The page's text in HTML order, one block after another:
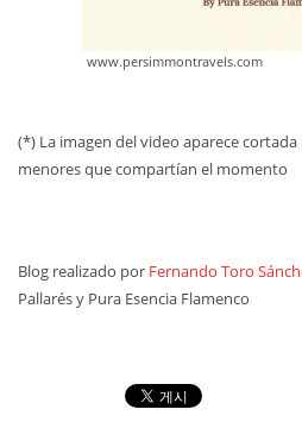
www.persimmontravels.com
(*) La imagen del video aparece
menores que compartían el momento
Blog realizado por Fernando Toro
Pallarés y Pura Esencia Flamenco